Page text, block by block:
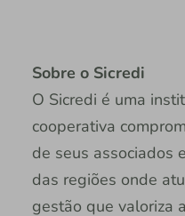
Sobre o Sicredi
O Sicredi é uma
cooperativa
de seus associados
das regiões onde
gestão que valoriza